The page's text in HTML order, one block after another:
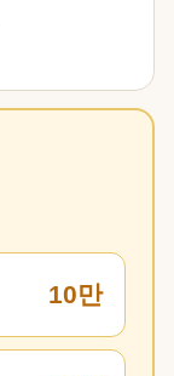
10만